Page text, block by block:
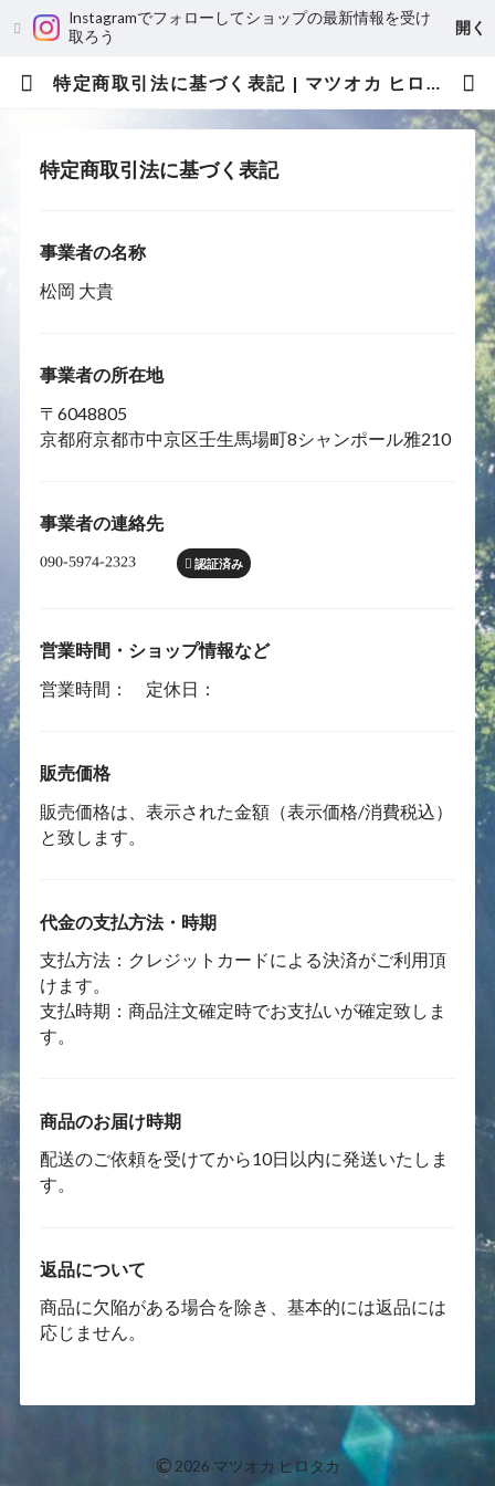
Instagramでフォローしてショップの最新情報を受け
取ろう
開く
特定商取引法に基づく表記 | マツオカ ヒロタカ
特定商取引法に基づく表記
事業者の名称
松岡 大貴
事業者の所在地
〒6048805
京都府京都市中京区壬生馬場町8シャンポール雅210
事業者の連絡先
認証済み
営業時間・ショップ情報など
営業時間： 定休日：
販売価格
販売価格は、表示された金額（表示価格/消費税込）
と致します。
代金の支払方法・時期
支払方法：クレジットカードによる決済がご利用頂
けます。
支払時期：商品注文確定時でお支払いが確定致しま
す。
商品のお届け時期
配送のご依頼を受けてから10日以内に発送いたしま
す。
返品について
商品に欠陥がある場合を除き、基本的には返品には
応じません。
© 2026 マツオカ ヒロタカ